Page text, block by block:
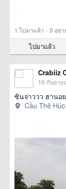
1 ไปมาแล้ว · 0 อยา
ไปมาแล้ว
Crabiiz
16 กันยาย
ซินจ่าววว ฮานอย
Cầu Thê